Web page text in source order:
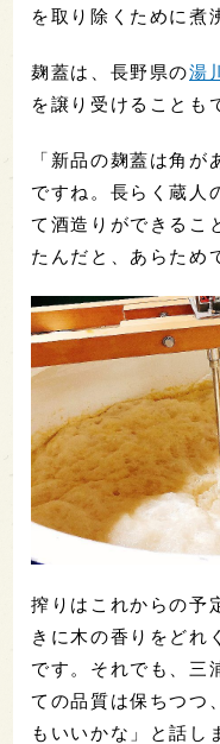
を取り除くために煮
麹蓋は、長野県の湯
を譲り受けることも
「新品の麹蓋は角
ですね。長らく蔵人
て酒造りができるこ
たんだと、あらため
搾りはこれからの予
きに木の香りをどれ
です。それでも、三
ての品質は保ちつつ
もいいかな」と話し